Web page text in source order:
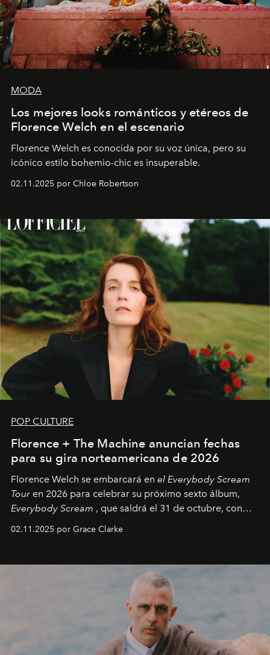
MODA
Los mejores looks románticos y etéreos de
Florence Welch en el escenario
Florence Welch es conocida por su voz única, pero su
icónico estilo bohemio-chic es insuperable.
02.11.2025 por Chloe Robertson
POP CULTURE
Florence + The Machine anuncian fechas
para su gira norteamericana de 2026
Florence Welch se embarcará en el Everybody Scream
Tour en 2026 para celebrar su próximo sexto álbum,
Everybody Scream , que saldrá el 31 de octubre, con
fechas en Norteamérica a partir de abril del próximo
02.11.2025 por Grace Clarke